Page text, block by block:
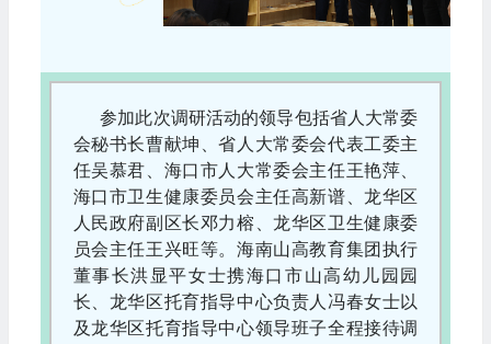
参加此次调研活动的领导包括省人大常委
会秘书长曹献坤、省人大常委会代表工委主
任吴慕君、海口市人大常委会主任王艳萍、
海口市卫生健康委员会主任高新谱、龙华区
人民政府副区长邓力榕、龙华区卫生健康委
员会主任王兴旺等。海南山高教育集团执行
董事长洪显平女士携海口市山高幼儿园园
长、龙华区托育指导中心负责人冯春女士以
及龙华区托育指导中心领导班子全程接待调